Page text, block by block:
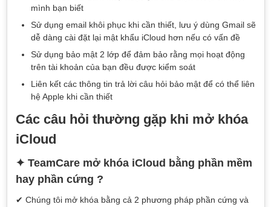
mình bạn biết
Sử dụng email khôi phục khi cần thiết, lưu ý dùng Gmail sẽ
dễ dàng cài đặt lại mật khẩu iCloud hơn nếu có vấn đề
Sử dụng bảo mật 2 lớp để đảm bảo rằng mọi hoạt động
trên tài khoản của bạn đều được kiểm soát
Liên kết các thông tin trả lời câu hỏi bảo mật để có thể liên
hệ Apple khi cần thiết
Các câu hỏi thường gặp khi mở khóa
iCloud
✦ TeamCare mở khóa iCloud bằng phần mềm
hay phần cứng ?
✔ Chúng tôi mở khóa bằng cả 2 phương pháp phần cứng và